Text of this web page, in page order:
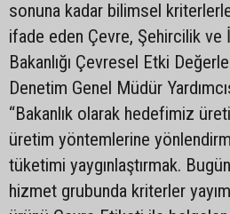
sonuna kadar bilimsel
ifade eden Çevre, Şehircilik ve
Bakanlığı Çevresel Etki
Denetim Genel Müdür
“Bakanlık olarak hedefimiz
üretim yöntemlerine
tüketimi yaygınlaştırmak.
hizmet grubunda kriterler